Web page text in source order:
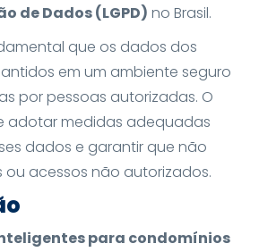
de Dados (LGPD) no Brasil.
que os dados dos
em um ambiente seguro
por pessoas autorizadas. O
adotar medidas adequadas
dados e garantir que não
acessos não autorizados.
para condomínios